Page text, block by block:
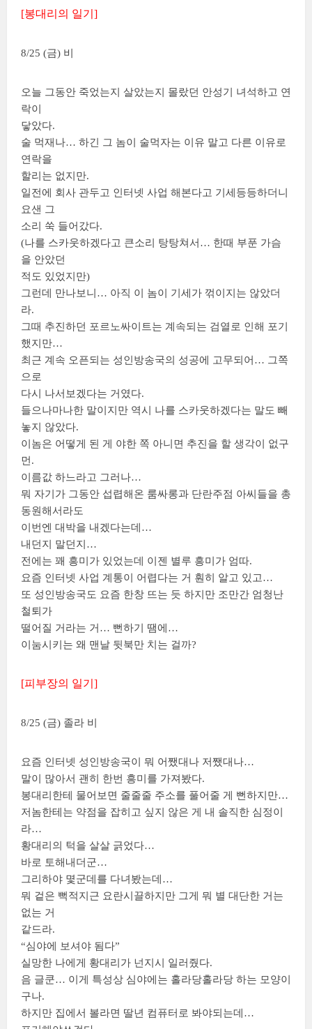
[봉대리의 일기]
8/25 (금) 비
오늘 그동안 죽었는지 살았는지 몰랐던 안성기 녀석하고 연
락이
닿았다.
술 먹재나… 하긴 그 놈이 술먹자는 이유 말고 다른 이유로
연락을
할리는 없지만.
일전에 회사 관두고 인터넷 사업 해본다고 기세등등하더니
요샌 그
소리 쑥 들어갔다.
(나를 스카웃하겠다고 큰소리 탕탕쳐서… 한때 부푼 가슴
을 안았던
적도 있었지만)
그런데 만나보니… 아직 이 놈이 기세가 꺾이지는 않았더
라.
그때 추진하던 포르노싸이트는 계속되는 검열로 인해 포기
했지만…
최근 계속 오픈되는 성인방송국의 성공에 고무되어… 그쪽
으로
다시 나서보겠다는 거였다.
들으나마나한 말이지만 역시 나를 스카웃하겠다는 말도 빼
놓지 않았다.
이놈은 어떻게 된 게 야한 쪽 아니면 추진을 할 생각이 없구
먼.
이름값 하느라고 그러나…
뭐 자기가 그동안 섭렵해온 룸싸롱과 단란주점 아씨들을 총
동원해서라도
이번엔 대박을 내겠다는데…
내던지 말던지…
전에는 꽤 흥미가 있었는데 이젠 별루 흥미가 엄따.
요즘 인터넷 사업 계통이 어렵다는 거 훤히 알고 있고…
또 성인방송국도 요즘 한창 뜨는 듯 하지만 조만간 엄청난
철퇴가
떨어질 거라는 거… 뻔하기 땜에…
이눔시키는 왜 맨날 뒷북만 치는 걸까?
[피부장의 일기]
8/25 (금) 졸라 비
요즘 인터넷 성인방송국이 뭐 어쨌대나 저쨌대나…
말이 많아서 괜히 한번 흥미를 가져봤다.
봉대리한테 물어보면 줄줄줄 주소를 풀어줄 게 뻔하지만…
저놈한테는 약점을 잡히고 싶지 않은 게 내 솔직한 심정이
라…
황대리의 턱을 살살 긁었다…
바로 토해내더군…
그리하야 몇군데를 다녀봤는데…
뭐 겉은 뻑적지근 요란시끌하지만 그게 뭐 별 대단한 거는
없는 거
같드라.
“심야에 보셔야 됨다”
실망한 나에게 황대리가 넌지시 일러줬다.
음 글쿤… 이게 특성상 심야에는 홀라당홀라당 하는 모양이
구나.
하지만 집에서 볼라면 딸년 컴퓨터로 봐야되는데…